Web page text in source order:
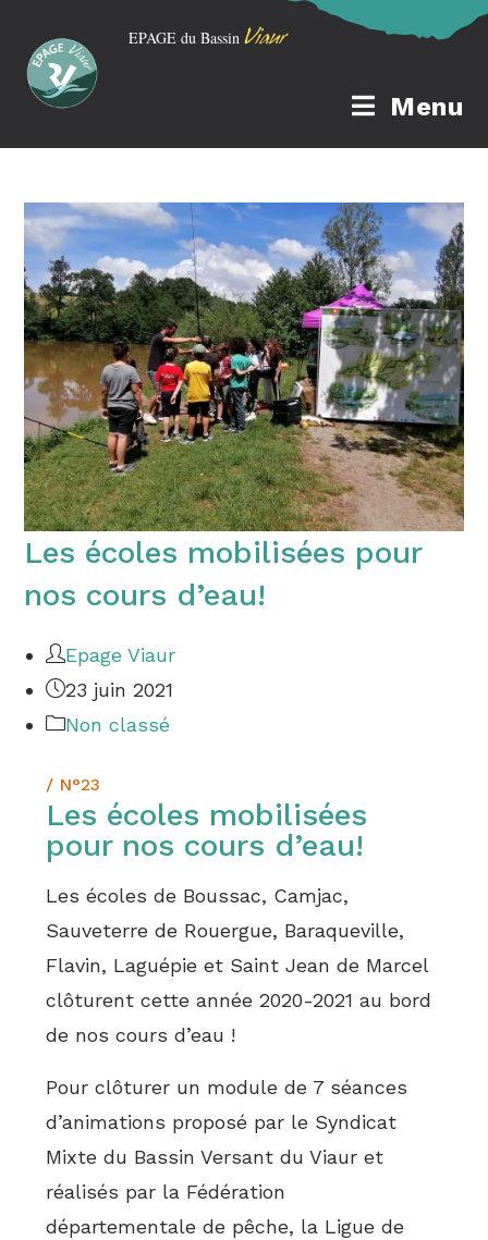
EPAGE du BassinViaur
Menu
Les écoles mobilisées pour
nos cours d’eau!
Epage Viaur
23 juin 2021
Non classé
/ N°23
Les écoles mobilisées
pour nos cours d’eau!
Les écoles de Boussac, Camjac,
Sauveterre de Rouergue, Baraqueville,
Flavin, Laguépie et Saint Jean de Marcel
clôturent cette année 2020-2021 au bord
de nos cours d’eau !
Pour clôturer un module de 7 séances
d’animations proposé par le Syndicat
Mixte du Bassin Versant du Viaur et
réalisés par la Fédération
départementale de pêche, la Ligue de